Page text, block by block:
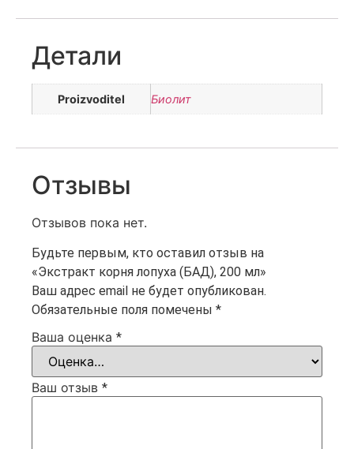
Детали
Proizvoditel Биолит
Отзывы
Отзывов пока нет.
Будьте первым, кто оставил отзыв на
«Экстракт корня лопуха (БАД), 200 мл»
Ваш адрес email не будет опубликован.
Обязательные поля помечены *
Ваша оценка *
Ваш отзыв *